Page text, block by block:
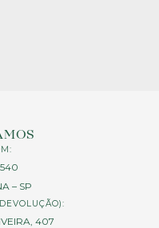
– SP
407